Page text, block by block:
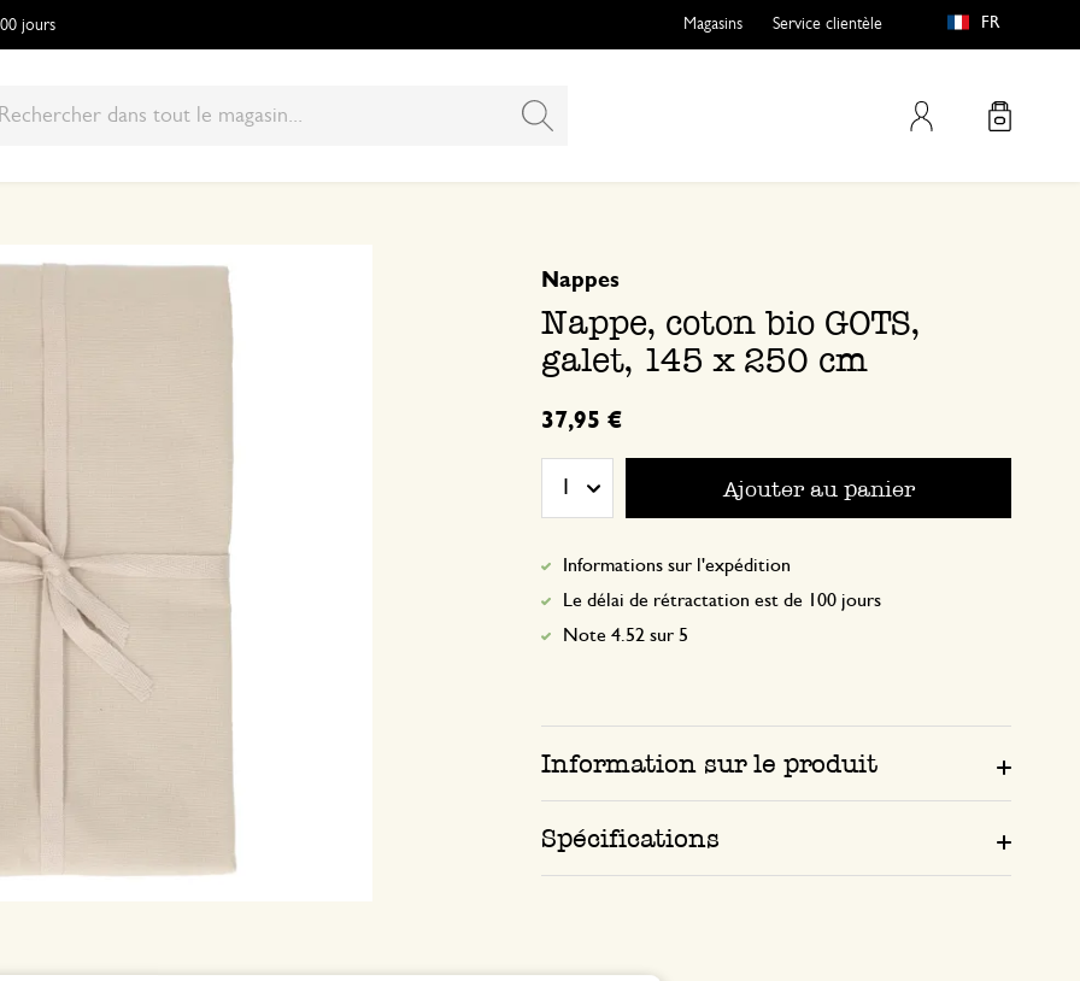
jours
Mon compte
Magasins Service clientèle FR
Nappe, coton bio GOTS,
galet, 145 x 250 cm
Nappes
37,95 €
Ajouter au panier
Informations sur l'expédition
Le délai de rétractation est de 100 jours
Note 4.52 sur 5
Information sur le produit
Spécifications